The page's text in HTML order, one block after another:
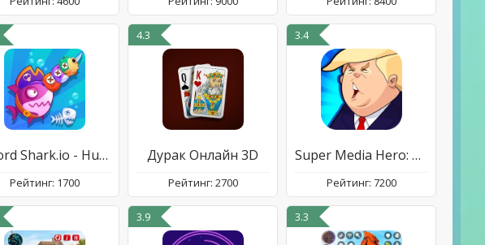
Sword Shark.io - Hungry Shark
Рейтинг: 1700
4.3
Дурак Онлайн 3D
Рейтинг: 2700
3.4
Super Media Hero: Emoji War
Рейтинг: 7200
3.9 3.3